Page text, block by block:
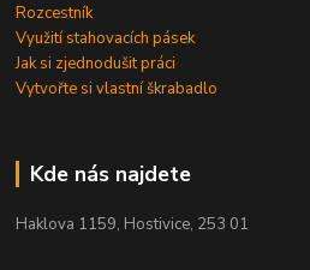
Rozcestník
Využití stahovacích pásek
Jak si zjednodušit práci
Vytvořte si vlastní škrabadlo
Kde nás najdete
Haklova 1159, Hostivice, 253 01